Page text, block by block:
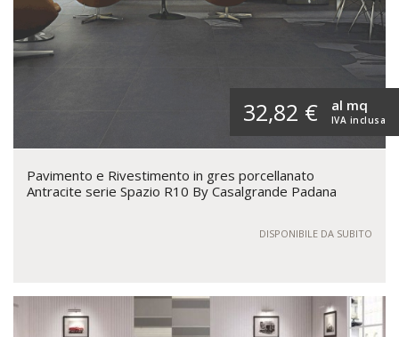
32,82 € IVA inclusa
al mq
Pavimento e Rivestimento in gres porcellanato
Antracite serie Spazio R10 By Casalgrande Padana
DISPONIBILE DA SUBITO